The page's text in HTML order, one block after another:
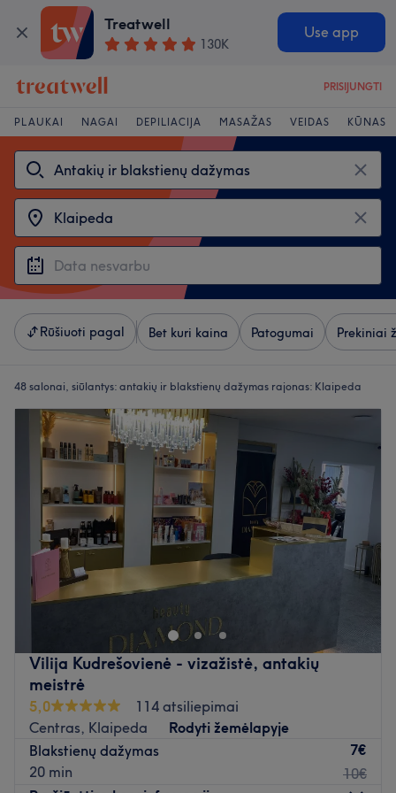
Treatwell
130K
Use app
PRISIJUNGTI
PLAUKAI NAGAI DEPILIACIJA MASAŽAS VEIDAS KŪNAS
Rūšiuoti pagal Bet kuri kaina Patogumai Prekiniai
48 salonai, siūlantys: antakių ir blakstienų dažymas rajonas: Klaipeda
Vilija Kudrešovienė - vizažistė, antakių
meistrė
5,0
114 atsiliepimai
Centras, Klaipeda
Rodyti žemėlapyje
Blakstienų dažymas
20 min
7€
10€